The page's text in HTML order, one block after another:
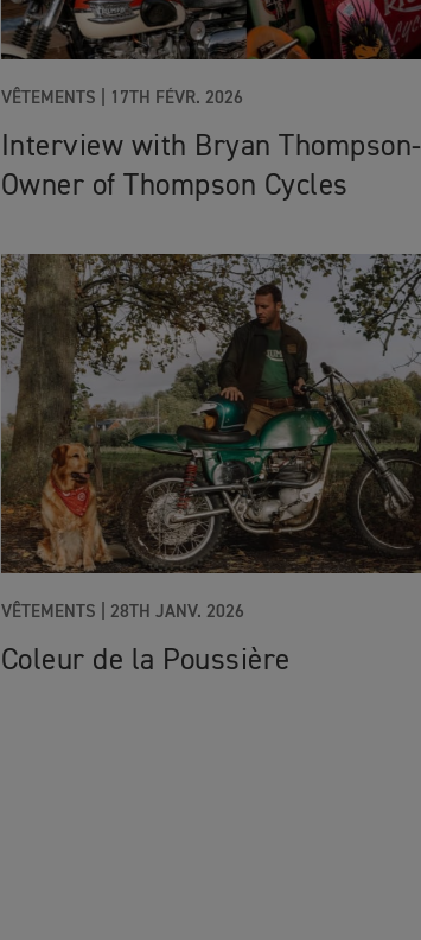
VÊTEMENTS 17TH FÉVR. 2026
Interview with Bryan Thompson-
Owner of Thompson Cycles
VÊTEMENTS 28TH JANV. 2026
Coleur de la Poussière